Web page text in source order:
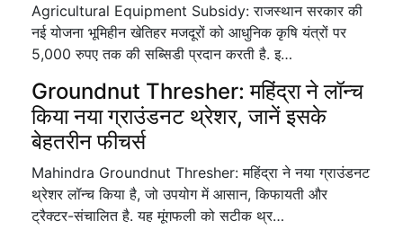
Agricultural Equipment Subsidy: राजस्थान सरकार की
नई योजना भूमिहीन खेतिहर मजदूरों को आधुनिक कृषि यंत्रों पर
5,000 रुपए तक की सब्सिडी प्रदान करती है. इ…
Groundnut Thresher: महिंद्रा ने लॉन्च
किया नया ग्राउंडनट थ्रेशर, जानें इसके
बेहतरीन फीचर्स
Mahindra Groundnut Thresher: महिंद्रा ने नया ग्राउंडनट
थ्रेशर लॉन्च किया है, जो उपयोग में आसान, किफायती और
ट्रैक्टर-संचालित है. यह मूंगफली को सटीक थ्र…